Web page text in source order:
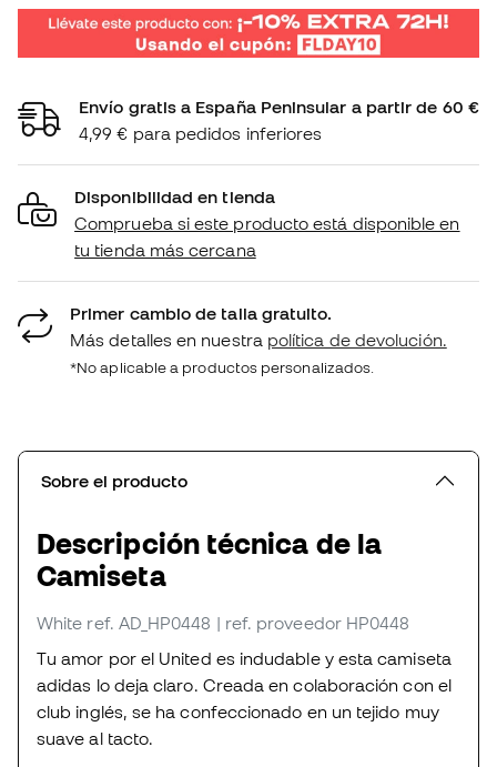
Envío gratis a España Peninsular a partir de 60 €
4,99 € para pedidos inferiores
Disponibilidad en tienda
Comprueba si este producto está disponible en
tu tienda más cercana
Primer cambio de talla gratuito.
Más detalles en nuestra política de devolución.
*No aplicable a productos personalizados.
Sobre el producto
Descripción técnica de la
Camiseta
White ref. AD_HP0448 | ref. proveedor HP0448
Tu amor por el United es indudable y esta camiseta
adidas lo deja claro. Creada en colaboración con el
club inglés, se ha confeccionado en un tejido muy
suave al tacto.